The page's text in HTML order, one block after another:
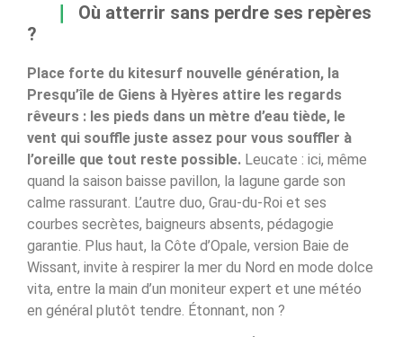
Où atterrir sans perdre ses repères
?
Place forte du kitesurf nouvelle génération, la
Presqu’île de Giens à Hyères attire les regards
rêveurs : les pieds dans un mètre d’eau tiède, le
vent qui souffle juste assez pour vous souffler à
l’oreille que tout reste possible. Leucate : ici, même
quand la saison baisse pavillon, la lagune garde son
calme rassurant. L’autre duo, Grau-du-Roi et ses
courbes secrètes, baigneurs absents, pédagogie
garantie. Plus haut, la Côte d’Opale, version Baie de
Wissant, invite à respirer la mer du Nord en mode dolce
vita, entre la main d’un moniteur expert et une météo
en général plutôt tendre. Étonnant, non ?